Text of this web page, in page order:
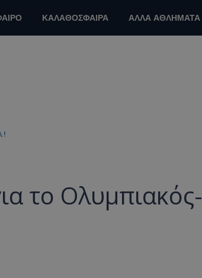
ΚΑΛΑΘΟΣΦΑΙΡΑ ΑΛΛΑ ΑΘΛΗΜΑΤΑ
το Ολυμπιακός-